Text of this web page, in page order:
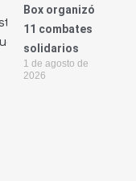
Box organizó
11 combates
solidarios
1 de agosto de
2026